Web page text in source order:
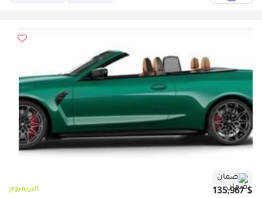
ضمان
$ 135,967 البريميوم